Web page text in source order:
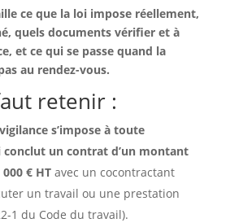
ce que la loi impose réellement,
quels documents vérifier et à
et ce qui se passe quand la
au rendez-vous.
retenir :
s’impose à toute
conclut un contrat d’un montant
000 € HTavec un cocontractant
un travail ou une prestation
1 du Code du travail).